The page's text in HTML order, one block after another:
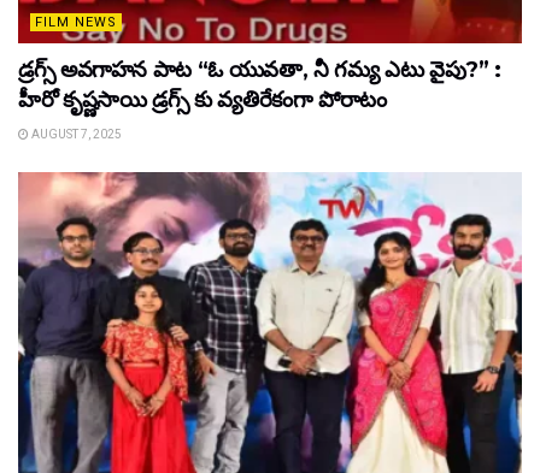
FILM NEWS
డ్రగ్స్ అవగాహన పాట “ఓ యువతా, నీ గమ్య ఎటు వైపు?” :
హీరో కృష్ణసాయి డ్రగ్స్ కు వ్యతిరేకంగా పోరాటం
AUGUST 7, 2025